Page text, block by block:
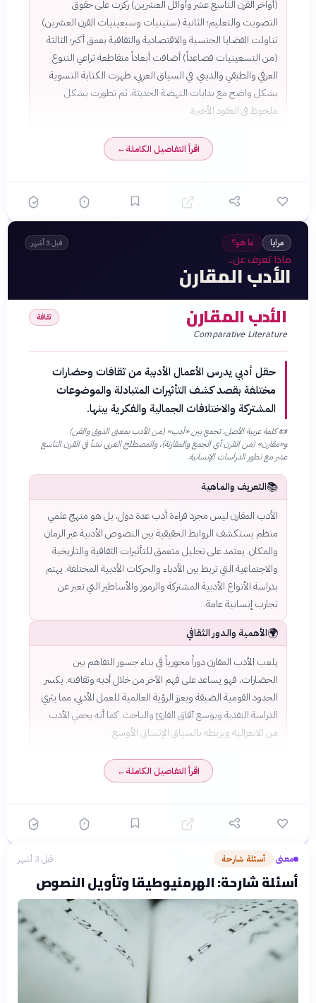
(أواخر القرن التاسع عشر وأوائل العشرين) ركزت على حقوق
التصويت والتعليم؛ الثانية (ستينيات وسبعينيات القرن العشرين)
تناولت القضايا الجنسية والاقتصادية والثقافية بعمق أكبر؛ الثالثة
(من التسعينيات فصاعداً) أضافت أبعاداً متقاطعة تراعي التنوع
العرقي والطبقي والديني. في السياق العربي، ظهرت الكتابة النسوية
بشكل واضح مع بدايات النهضة الحديثة، ثم تطورت بشكل
ملحوظ في العقود الأخيرة.
اقرأ التفاصيل الكاملة←
مرايا ما هو؟ قبل 3 أشهر
ماذا تعرف عن..
الأدب المقارن
الأدب المقارن
Comparative Literature
ثقافة
حقل أدبي يدرس الأعمال الأدبية من ثقافات وحضارات
مختلفة بقصد كشف التأثيرات المتبادلة والموضوعات
المشتركة والاختلافات الجمالية والفكرية بينها.
📜كلمة عربية الأصل، تجمع بين «أدب» (من الأدب بمعنى الذوق والفن)
و«مقارن» (من القرن أي الجمع والمقارنة)، والمصطلح الغربي نشأ في القرن التاسع
عشر مع تطور الدراسات الإنسانية.
📚التعريف والماهية
الأدب المقارن ليس مجرد قراءة أدب عدة دول، بل هو منهج علمي
منظم يستكشف الروابط الحقيقية بين النصوص الأدبية عبر الزمان
والمكان. يعتمد على تحليل متعمق للتأثيرات الثقافية والتاريخية
والاجتماعية التي تربط بين الأدباء والحركات الأدبية المختلفة. يهتم
بدراسة الأنواع الأدبية المشتركة والرموز والأساطير التي تعبر عن
تجارب إنسانية عامة.
🌍الأهمية والدور الثقافي
يلعب الأدب المقارن دوراً محورياً في بناء جسور التفاهم بين
الحضارات، فهو يساعد على فهم الآخر من خلال أدبه وثقافته. يكسر
الحدود القومية الضيقة ويعزز الرؤية العالمية للعمل الأدبي، مما يثري
الدراسة النقدية ويوسع آفاق القارئ والباحث. كما أنه يحمي الأدب
من الانعزالية ويربطه بالسياق الإنساني الأوسع.
اقرأ التفاصيل الكاملة←
معنى› أسئلة شارحة قبل 3 أشهر
أسئلة شارحة: الهرمنيوطيقا وتأويل النصوص